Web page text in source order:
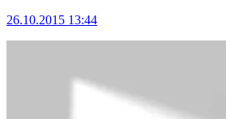
26.10.2015 13:44